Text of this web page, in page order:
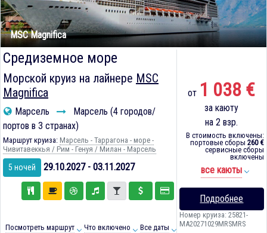
MSC Magnifica
Средиземное море
Морской круиз на лайнере MSC
Magnifica
Марсель
Марсель (4 городов/
портов в 3 странах)
Маршрут круиза: Марсель - Таррагона - море -
Чивитавеккья / Рим - Генуя / Милан - Марсель
5 ночей 29.10.2027 - 03.11.2027
Посмотреть маршрут Что включено Все даты
от 1 038 €
за каюту
на 2 взр.
В стоимость включены:
портовые сборы 260 €
сервисные сборы
включены
все каюты
Подробнее
Номер круиза: 25821-
MA20271029MRSMRS